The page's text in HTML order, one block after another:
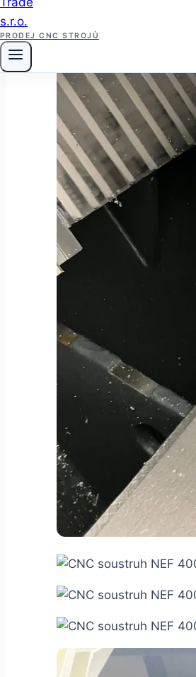
PRODEJ CNC STROJŮ